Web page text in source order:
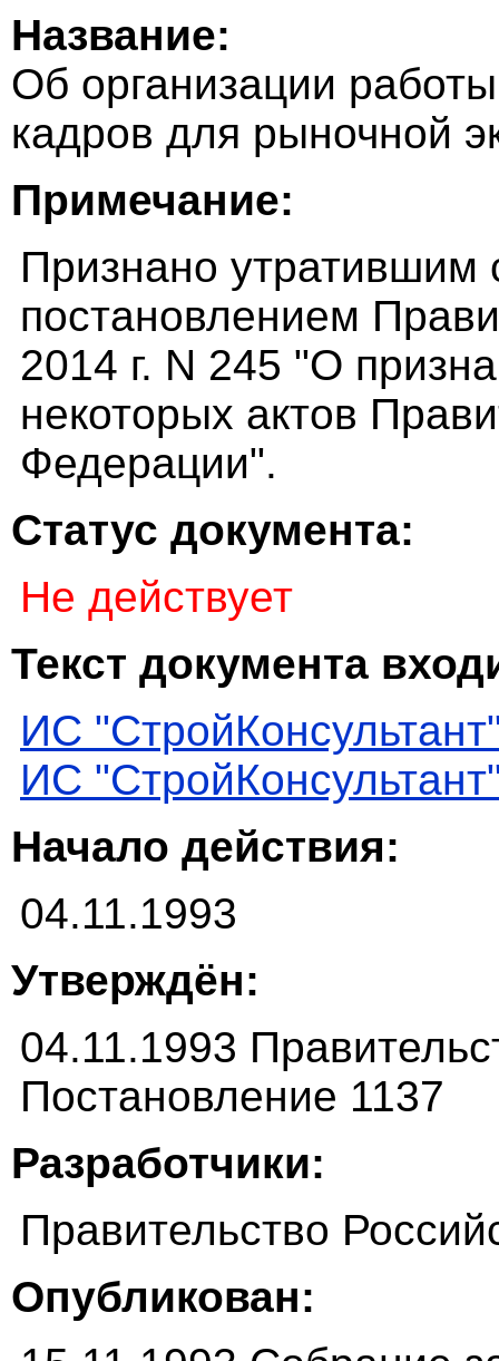
Название:
Об организации
кадров для рыночной
Примечание:
Признано утратившим
постановлением
2014 г. N 245 "О
некоторых актов
Федерации".
Статус документа:
Не действует
Текст документа
ИС
ИС
Начало действия:
04.11.1993
Утверждён:
04.11.1993
Постановление 1137
Разработчики:
Правительство
Опубликован: